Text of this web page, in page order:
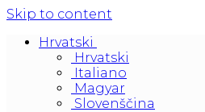
Skip to content
Hrvatski
Hrvatski
Italiano
Magyar
Slovenščina